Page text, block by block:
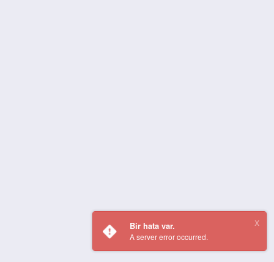
Bir hata var.
A server error occurred.